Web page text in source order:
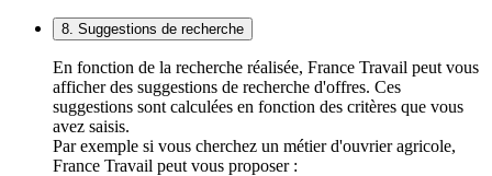
8. Suggestions de recherche
En fonction de la recherche réalisée, France Travail peut vous
afficher des suggestions de recherche d'offres. Ces
suggestions sont calculées en fonction des critères que vous
avez saisis.
Par exemple si vous cherchez un métier d'ouvrier agricole,
France Travail peut vous proposer :